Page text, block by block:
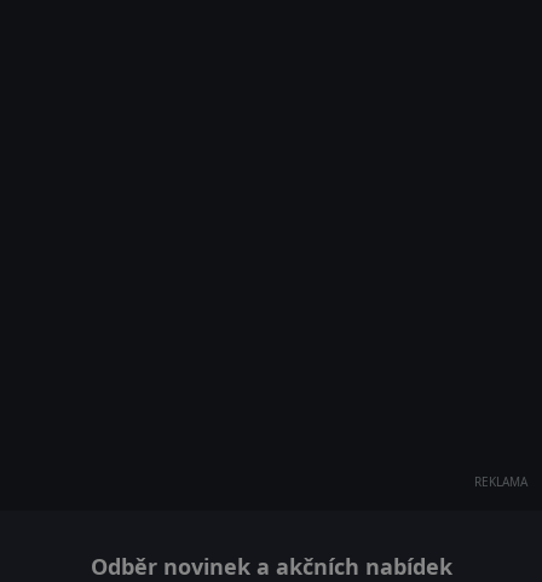
REKLAMA
Odběr novinek a akčních nabídek